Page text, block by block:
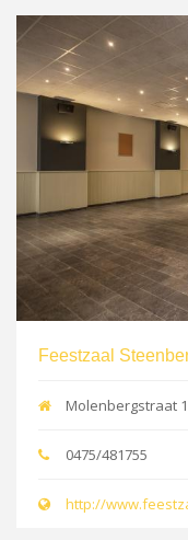
Feestzaal
Molenbergstraat
0475/481755
http://